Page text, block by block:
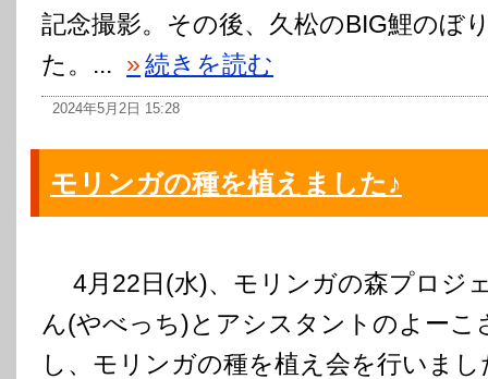
記念撮影。その後、久松のBIG鯉のぼ
た。... »続きを読む
2024年5月2日 15:28
モリンガの種を植えました♪
4月22日(水)、モリンガの森プロジ
ん(やべっち)とアシスタントのよーこ
し、モリンガの種を植え会を行いま